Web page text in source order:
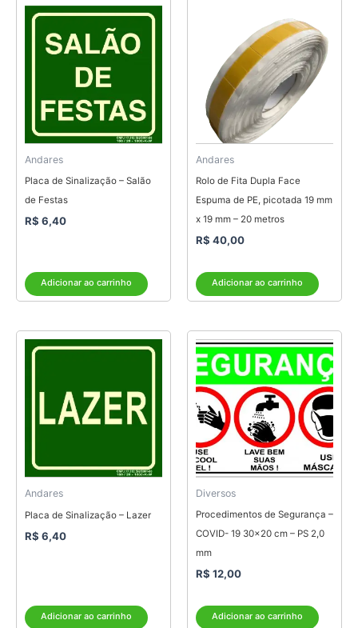
Andares
Placa de Sinalização – Salão
de Festas
R$ 6,40
Adicionar ao carrinho
Andares
Rolo de Fita Dupla Face
Espuma de PE, picotada 19 mm
x 19 mm – 20 metros
R$ 40,00
Adicionar ao carrinho
Andares
Placa de Sinalização – Lazer
R$ 6,40
Adicionar ao carrinho
Diversos
Procedimentos de Segurança –
COVID- 19 30×20 cm – PS 2,0
mm
R$ 12,00
Adicionar ao carrinho